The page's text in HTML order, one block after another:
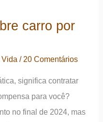
carro por
/ 20 Comentários
significa contratar
para você?
no final de 2024, mas